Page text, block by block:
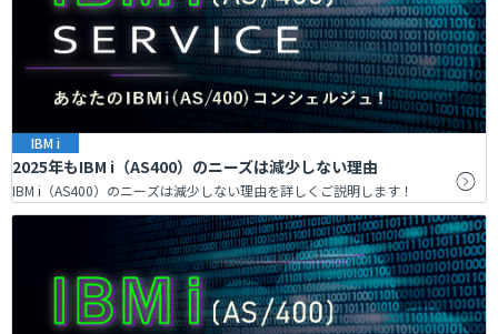
IBM i
2025年もIBM i（AS400）のニーズは減少しない理由
IBM i（AS400）のニーズは減少しない理由を詳しくご説明します！